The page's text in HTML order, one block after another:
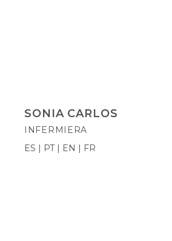
SONIA CARLOS
INFERMIERA
ES | PT | EN | FR